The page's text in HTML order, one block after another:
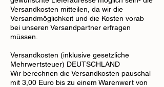
Versandkosten mitteilen, da wir die
Versandmöglichkeit und die Kosten vorab
bei unseren Versandpartner erfragen
müssen.
Versandkosten (inklusive gesetzliche
Mehrwertsteuer) DEUTSCHLAND
Wir berechnen die Versandkosten pauschal
mit 3,00 Euro bis zu einem Warenwert von